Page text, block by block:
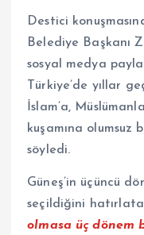
Destici
Belediye Başkanı
sosyal medya
Türkiye’de yıllar
İslam’a,
kuşamına olumsuz
söyledi.
Güneş’in üçüncü
seçildiğini
olmasa üç dönem